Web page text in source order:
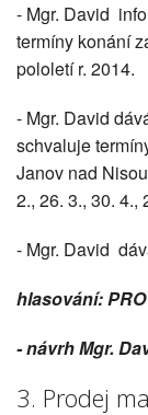
- Mgr. David
termíny konání
pololetí r. 2014.
- Mgr. David
schvaluje
Janov nad
2., 26. 3., 30. 4.,
- Mgr. David
hlasování:
- návrh Mgr.
3. Prodej